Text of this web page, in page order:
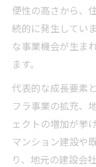
便性の高さから、
続的に発生してい
な事業機会が生ま
ます。
代表的な成長要素
フラ事業の拡充、
ェクトの増加が挙
マンション建設や
り、地元の建設会